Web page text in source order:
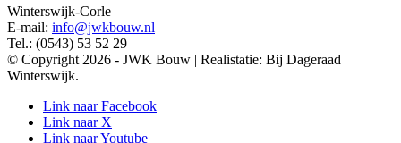
Winterswijk-Corle
E-mail: info@jwkbouw.nl
Tel.: (0543) 53 52 29
© Copyright 2026 - JWK Bouw | Realistatie: Bij Dageraad
Winterswijk.
Link naar Facebook
Link naar X
Link naar Youtube